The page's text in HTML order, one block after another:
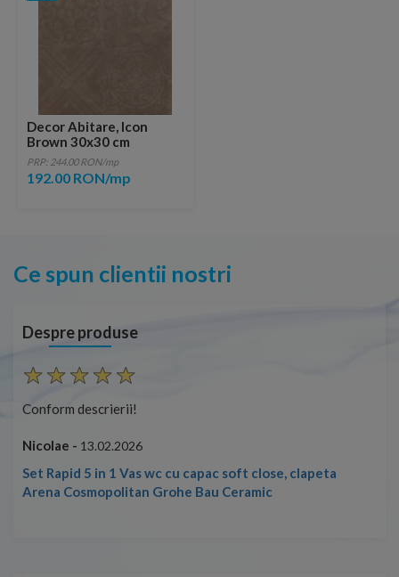
Decor Abitare, Icon
Brown 30x30 cm
PRP: 244.00 RON/mp
192.00 RON/mp
Ce spun clientii nostri
Despre produse
Conform descrierii!
Nicolae - 13.02.2026
Set Rapid 5 in 1 Vas wc cu capac soft close, clapeta
Arena Cosmopolitan Grohe Bau Ceramic